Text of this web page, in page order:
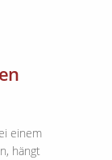
einem
hängt